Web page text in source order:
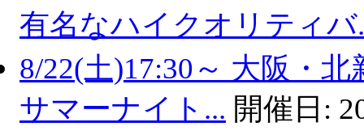
有名なハイクオリティバ
8/22(土)17:30～ 大阪・
サマーナイト... 開催日: